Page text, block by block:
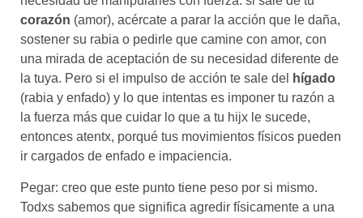
corazón (amor), acércate a parar la acción que le daña,
sostener su rabia o pedirle que camine con amor, con
una mirada de aceptación de su necesidad diferente de
la tuya. Pero si el impulso de acción te sale del
hígado
(rabia y enfado) y lo que intentas es imponer tu razón a
la fuerza más que cuidar lo que a tu hijx le sucede,
entonces atentx, porqué tus movimientos físicos pueden
ir cargados de enfado e impaciencia.
Pegar: creo que este punto tiene peso por si mismo.
Todxs sabemos que significa agredir físicamente a una